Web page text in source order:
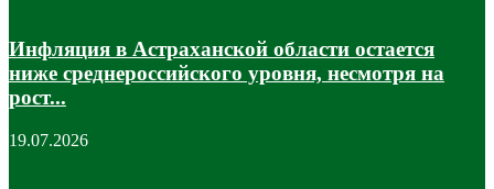
Инфляция в Астраханской области остается
ниже среднероссийского уровня, несмотря на
рост...
19.07.2026